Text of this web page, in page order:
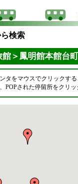
検索
＞鳳明館本館台
タをマウスでクリックする
POPされた停留所をクリ